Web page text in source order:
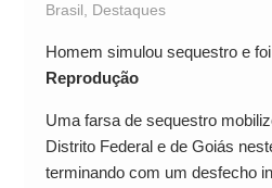
Brasil
Destaques
Homem simulou sequestro e
Reprodução
Uma farsa de sequestro
Distrito Federal e de Goiás
terminando com um desfecho